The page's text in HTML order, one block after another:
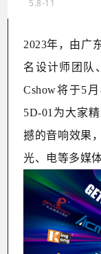
5.8-11
2023年， 由广
名设计师团队
Cshow将于5
5D-01为大家
撼的音响效果
光、电等多媒